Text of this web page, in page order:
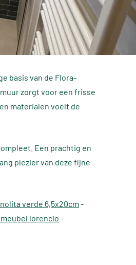
basis van de Flora-
zorgt voor een frisse
materialen voelt de
Een prachtig en
plezier van deze fijne
verde 6,5x20cm -
lorencio -